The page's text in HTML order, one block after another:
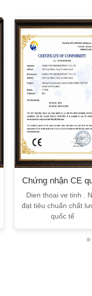
Chứng nhận CE
tế
Dien thoai ve tinh .
đạt tiêu chuẩn chất
quốc tế